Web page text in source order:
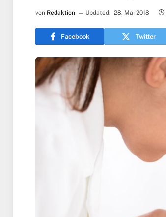
von Redaktion Updated: 28. Mai 2018
Facebook Twitter